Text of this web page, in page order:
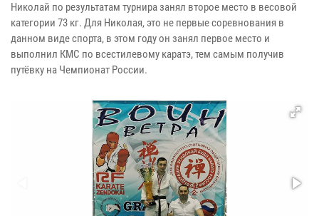
Николай по результатам турнира занял второе место в весовой
категории 73 кг. Для Николая, это не первые соревнования в
данном виде спорта, в этом году он занял первое место и
выполнил КМС по всестилевому каратэ, тем самым получив
путёвку на Чемпионат России.